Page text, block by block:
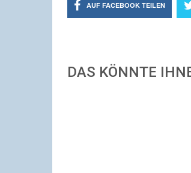
AUF FACEBOOK TEILEN
DAS KÖNNTE